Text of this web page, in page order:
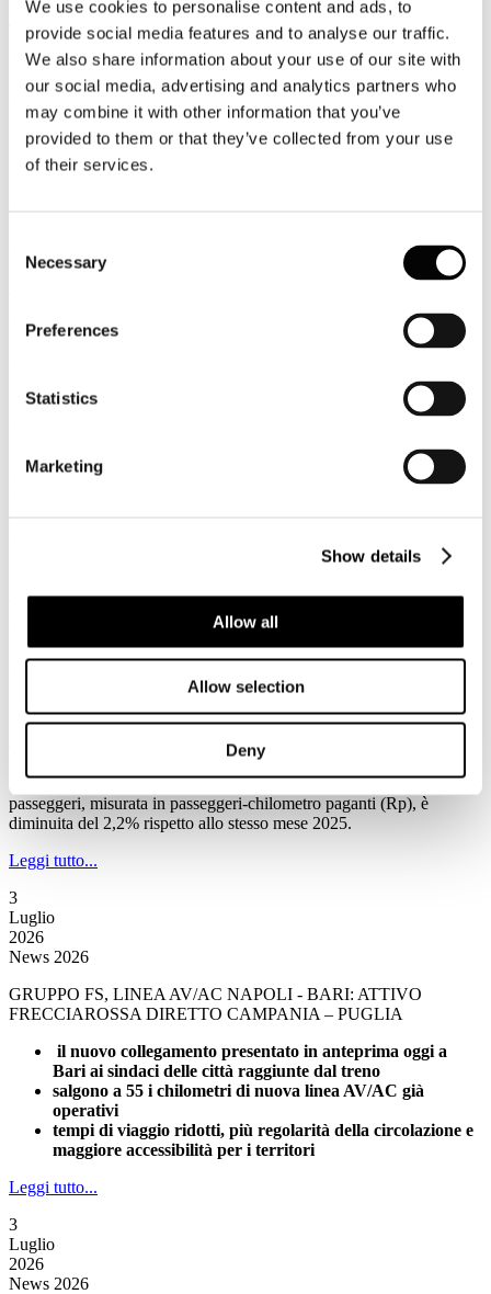
We use cookies to personalise content and ads, to
provide social media features and to analyse our traffic.
We also share information about your use of our site with
our social media, advertising and analytics partners who
may combine it with other information that you’ve
provided to them or that they’ve collected from your use
of their services.
Selection
Necessary
Preferences
Statistics
Marketing
Show details
Allow all
Allow selection
Deny
Leggi tutto...
2026
News 2026
Facile.it/Emg: cala la richiesta di finanziamenti per i viaggi
Luglio
Assocamp: il turismo itinerante un’alternativa sempre più allettante
Il turismo itinerante si consolida come una delle principali alternative
alla ricettività tradizionale. Secondo l’ultima indagine di Assocamp
profili di consumo per la stagione estiva 2026.
Leggi tutto...
Luglio
IATA: a maggio la domanda totale di trasporto aereo passeggeri è
diminuita del 2,2% rispetto allo stesso mese del 2025
Secondo la Iata a maggio la domanda totale di trasporto aereo
passeggeri, misurata in passeggeri-chilometro paganti (Rp), è
diminuita del 2,2% rispetto allo stesso mese 2025.
Leggi tutto...
3
Luglio
2026
News 2026
GRUPPO FS, LINEA AV/AC NAPOLI - BARI: ATTIVO
FRECCIAROSSA DIRETTO CAMPANIA – PUGLIA
il nuovo collegamento presentato in anteprima oggi a
Bari ai sindaci delle città raggiunte dal treno
salgono a 55 i chilometri di nuova linea AV/AC già
operativi
tempi di viaggio ridotti, più regolarità della circolazione e
maggiore accessibilità per i territori
Leggi tutto...
3
Luglio
2026
News 2026